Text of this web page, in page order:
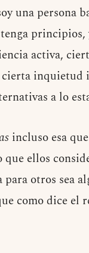
una persona
activa,
cierta
a lo
incluso esa
ellos
otros sea
como dice el